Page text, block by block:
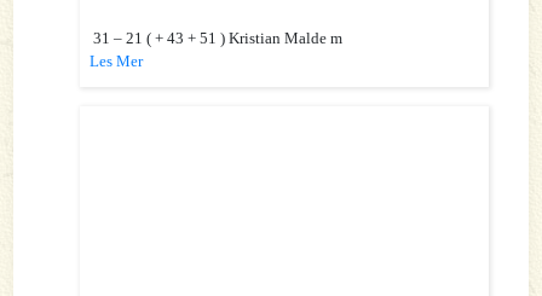
31 – 21 ( + 43 + 51 ) Kristian Malde m
Les Mer